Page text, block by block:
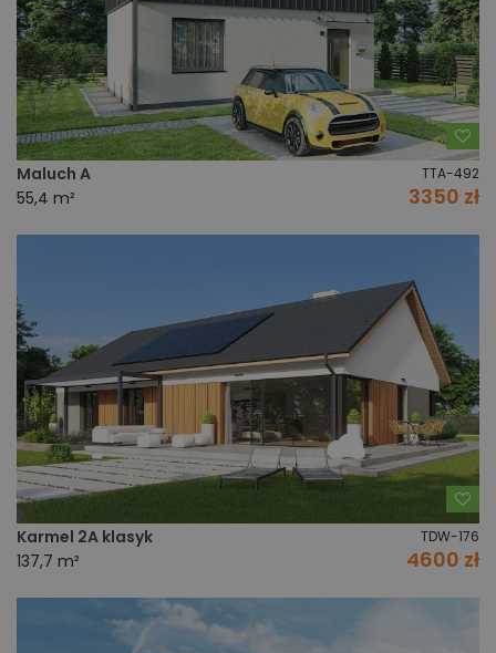
Maluch A TTA-492
55,4 m² 3350 zł
Karmel 2A klasyk TDW-176
137,7 m² 4600 zł